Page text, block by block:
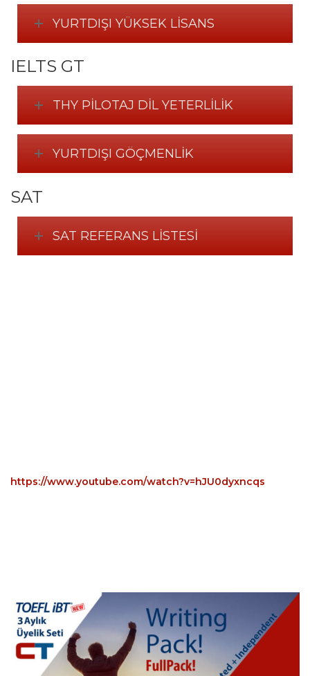
YURTDIŞI YÜKSEK LISANS
IELTS GT
THY PILOTAJ DIL YETERLILIK
YURTDIŞI GÖÇMENLIK
SAT
SAT REFERANS LISTESI
https://www.youtube.com/watch?v=hJU0dyxncqs